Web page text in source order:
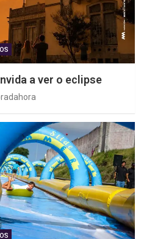
a ver o eclipse